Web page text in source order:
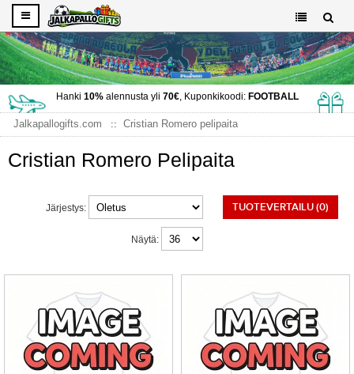
Hanki 10%alennusta yli 70€, Kuponkikoodi: FOOTBALL
Jalkapallogifts.com Cristian Romero pelipaita
Cristian Romero Pelipaita
TUOTEVERTAILU (0)
Järjestys:
Näytä: